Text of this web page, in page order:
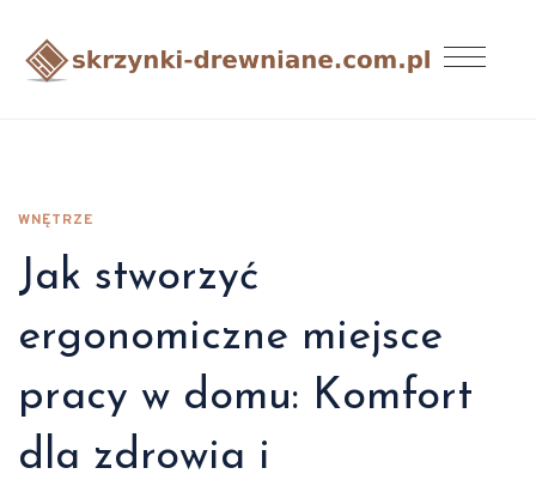
WNĘTRZE
Jak stworzyć
ergonomiczne miejsce
pracy w domu: Komfort
dla zdrowia i